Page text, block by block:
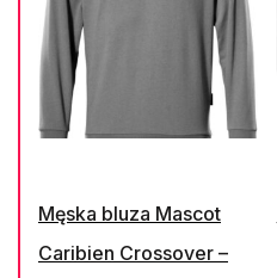
Męska bluza Mascot
Caribien Crossover –